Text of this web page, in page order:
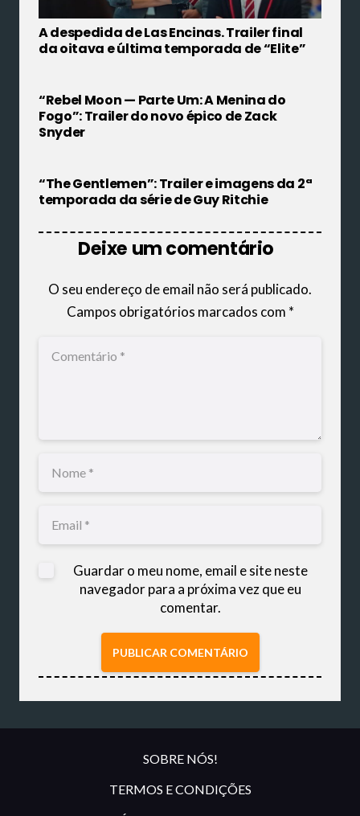
A despedida de Las Encinas. Trailer final
da oitava e última temporada de “Elite”
“Rebel Moon — Parte Um: A Menina do
Fogo”: Trailer do novo épico de Zack
Snyder
“The Gentlemen”: Trailer e imagens da 2ª
temporada da série de Guy Ritchie
Deixe um comentário
O seu endereço de email não será publicado.
Campos obrigatórios marcados com *
Guardar o meu nome, email e site neste
navegador para a próxima vez que eu
comentar.
PUBLICAR COMENTÁRIO
SOBRE NÓS!
TERMOS E CONDIÇÕES